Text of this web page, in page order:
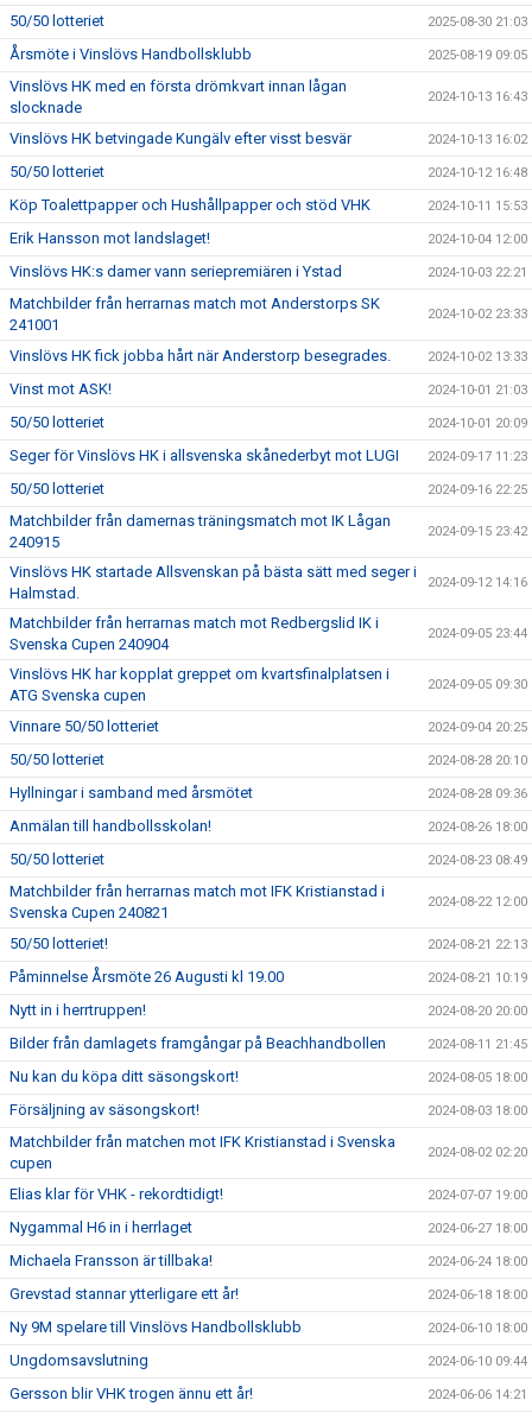
50/50 lotteriet 2025-08-30 21:03
Årsmöte i Vinslövs Handbollsklubb 2025-08-19 09:05
Vinslövs HK med en första drömkvart innan lågan
slocknade
2024-10-13 16:43
Vinslövs HK betvingade Kungälv efter visst besvär 2024-10-13 16:02
50/50 lotteriet 2024-10-12 16:48
Köp Toalettpapper och Hushållpapper och stöd VHK 2024-10-11 15:53
Erik Hansson mot landslaget! 2024-10-04 12:00
Vinslövs HK:s damer vann seriepremiären i Ystad 2024-10-03 22:21
Matchbilder från herrarnas match mot Anderstorps SK
241001
2024-10-02 23:33
Vinslövs HK fick jobba hårt när Anderstorp besegrades. 2024-10-02 13:33
Vinst mot ASK! 2024-10-01 21:03
50/50 lotteriet 2024-10-01 20:09
Seger för Vinslövs HK i allsvenska skånederbyt mot LUGI 2024-09-17 11:23
50/50 lotteriet 2024-09-16 22:25
Matchbilder från damernas träningsmatch mot IK Lågan
240915
2024-09-15 23:42
Vinslövs HK startade Allsvenskan på bästa sätt med seger i
Halmstad.
2024-09-12 14:16
Matchbilder från herrarnas match mot Redbergslid IK i
Svenska Cupen 240904
2024-09-05 23:44
Vinslövs HK har kopplat greppet om kvartsfinalplatsen i
ATG Svenska cupen
2024-09-05 09:30
Vinnare 50/50 lotteriet 2024-09-04 20:25
50/50 lotteriet 2024-08-28 20:10
Hyllningar i samband med årsmötet 2024-08-28 09:36
Anmälan till handbollsskolan! 2024-08-26 18:00
50/50 lotteriet 2024-08-23 08:49
Matchbilder från herrarnas match mot IFK Kristianstad i
Svenska Cupen 240821
2024-08-22 12:00
50/50 lotteriet! 2024-08-21 22:13
Påminnelse Årsmöte 26 Augusti kl 19.00 2024-08-21 10:19
Nytt in i herrtruppen! 2024-08-20 20:00
Bilder från damlagets framgångar på Beachhandbollen 2024-08-11 21:45
Nu kan du köpa ditt säsongskort! 2024-08-05 18:00
Försäljning av säsongskort! 2024-08-03 18:00
Matchbilder från matchen mot IFK Kristianstad i Svenska
cupen
2024-08-02 02:20
Elias klar för VHK - rekordtidigt! 2024-07-07 19:00
Nygammal H6 in i herrlaget 2024-06-27 18:00
Michaela Fransson är tillbaka! 2024-06-24 18:00
Grevstad stannar ytterligare ett år! 2024-06-18 18:00
Ny 9M spelare till Vinslövs Handbollsklubb 2024-06-10 18:00
Ungdomsavslutning 2024-06-10 09:44
Gersson blir VHK trogen ännu ett år! 2024-06-06 14:21